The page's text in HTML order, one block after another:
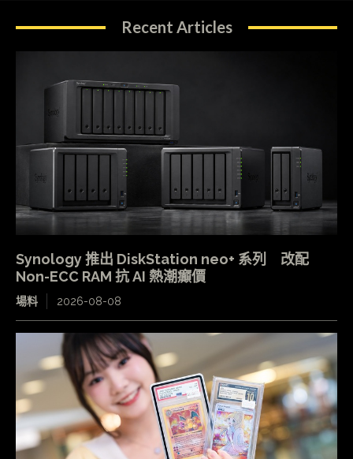
Recent Articles
Synology 推出 DiskStation neo+ 系列 改配
Non-ECC RAM 抗 AI 熱潮癲價
場料 2026-08-08